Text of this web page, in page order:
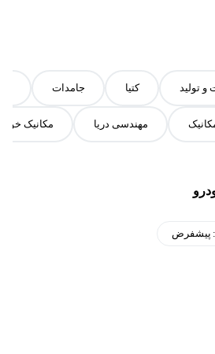
تولید کتیا جامدات
مهندسی دریا مکانیک
پیشفرض